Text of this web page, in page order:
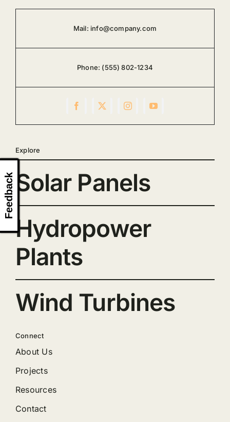
Mail: info@company.com
Phone: (555) 802-1234
Explore
Solar Panels
Hydropower
Plants
Wind Turbines
Connect
About Us
Projects
Resources
Contact
Feedback